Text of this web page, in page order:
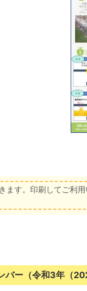
ます。印刷してご利
バー（令和3年（